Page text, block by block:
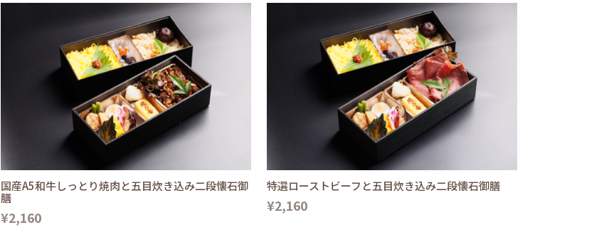
国産A5和牛しっとり焼肉と五目炊き込み二段懐石御
膳
¥2,160
特選ローストビーフと五目炊き込み二段懐石御膳
¥2,160